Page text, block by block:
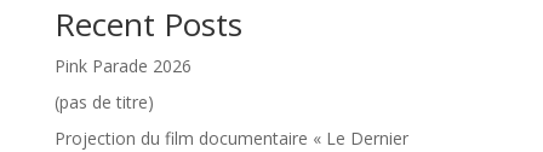
Recent Posts
Pink Parade 2026
(pas de titre)
Projection du film documentaire « Le Dernier